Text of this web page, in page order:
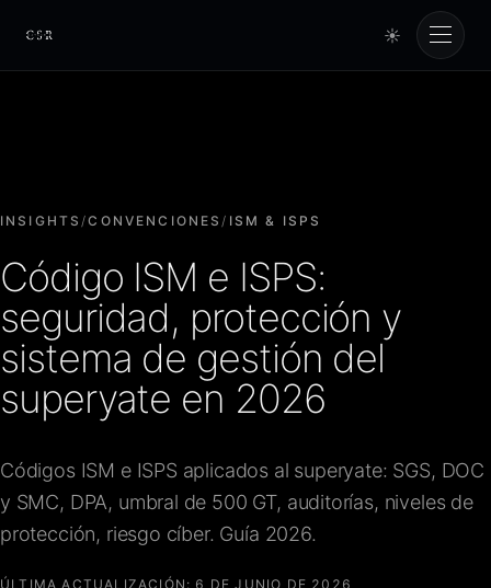
Cursorio
☀
Cursorio Manager
Herramientas
Insights
FAQ
INSIGHTS/CONVENCIONES/ ISM & ISPS
Código ISM e ISPS:
seguridad, protección y
sistema de gestión del
superyate en 2026
Códigos ISM e ISPS aplicados al superyate: SGS, DOC
y SMC, DPA, umbral de 500 GT, auditorías, niveles de
protección, riesgo cíber. Guía 2026.
ÚLTIMA ACTUALIZACIÓN: 6 DE JUNIO DE 2026